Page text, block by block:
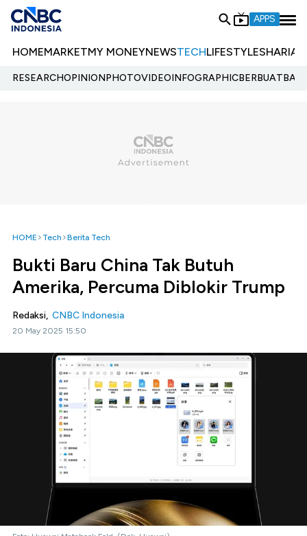
APPS
HOMEMARKETMY MONEYNEWSTECHLIFESTYLESHARIA
RESEARCHOPINIONPHOTOVIDEOINFOGRAPHIC
HOME Tech Berita Tech
Bukti Baru China Tak Butuh
Amerika, Percuma Diblokir Trump
Redaksi, CNBC Indonesia
20 May 2025 15:50